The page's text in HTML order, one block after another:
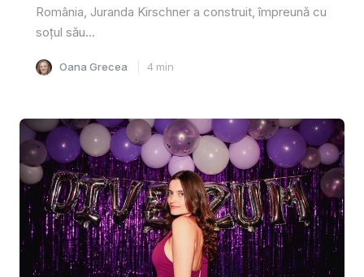
România, Juranda Kirschner a construit, împreună cu
soțul său...
Oana Grecea 4 min